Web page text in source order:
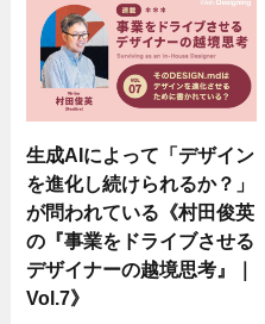
生成AIによって「デザイン
を進化し続けられるか？」
が問われている《村田俊英
の『事業をドライブさせる
デザイナーの越境思考』｜
Vol.7》